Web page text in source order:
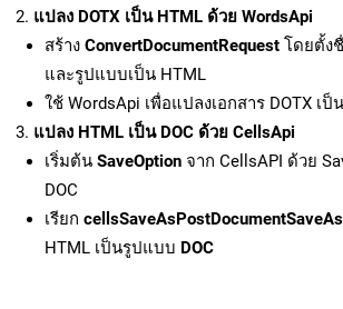
แปลง DOTX เป็น HTML ด้วย WordsApi
สร้าง ConvertDocumentRequest โดยตั้ง
และรูปแบบเป็น HTML
ใช้ WordsApi เพื่อแปลงเอกสาร DOTX เป็
แปลง HTML เป็น DOC ด้วย CellsApi
เริ่มต้น SaveOption จาก CellsAPI ด้วย
DOC
เรียก cellsSaveAsPostDocumentSaveAs
HTML เป็นรูปแบบ DOC